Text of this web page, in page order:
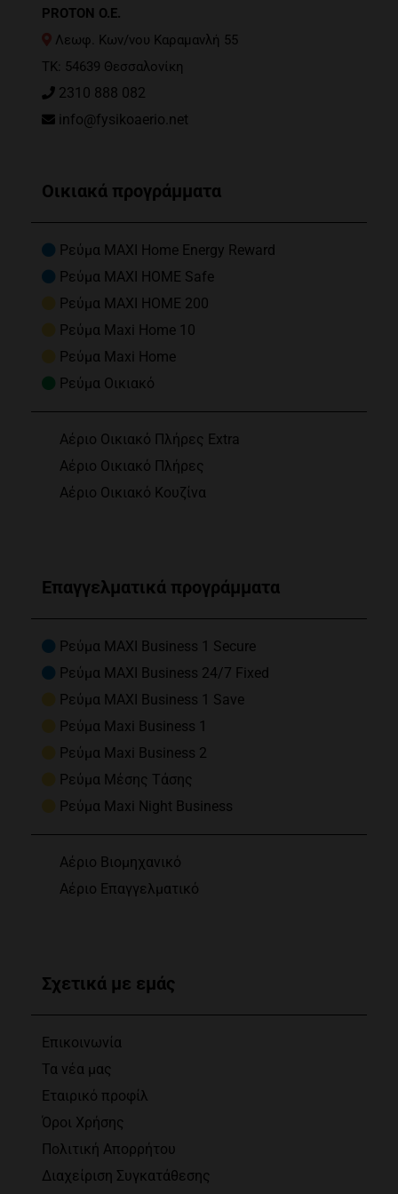
PROTON O.E.
Λεωφ. Κων/νου Καραμανλή 55
ΤΚ: 54639 Θεσσαλονίκη
2310 888 082
info@fysikoaerio.net
Οικιακά προγράμματα
Ρεύμα MAXI Home Energy Reward
Ρεύμα MAXI HOME Safe
Ρεύμα MAXI HOME 200
Ρεύμα Maxi Home 10
Ρεύμα Maxi Home
Ρεύμα Οικιακό
Αέριο Οικιακό Πλήρες Extra
Αέριο Οικιακό Πλήρες
Αέριο Οικιακό Κουζίνα
Επαγγελματικά προγράμματα
Ρεύμα MAXI Business 1 Secure
Ρεύμα MAXI Business 24/7 Fixed
Ρεύμα MAXI Business 1 Save
Ρεύμα Maxi Business 1
Ρεύμα Maxi Business 2
Ρεύμα Μέσης Τάσης
Ρεύμα Maxi Night Business
Αέριο Βιομηχανικό
Αέριο Επαγγελματικό
Σχετικά με εμάς
Επικοινωνία
Τα νέα μας
Εταιρικό προφίλ
Όροι Χρήσης
Πολιτική Απορρήτου
Διαχείριση Συγκατάθεσης